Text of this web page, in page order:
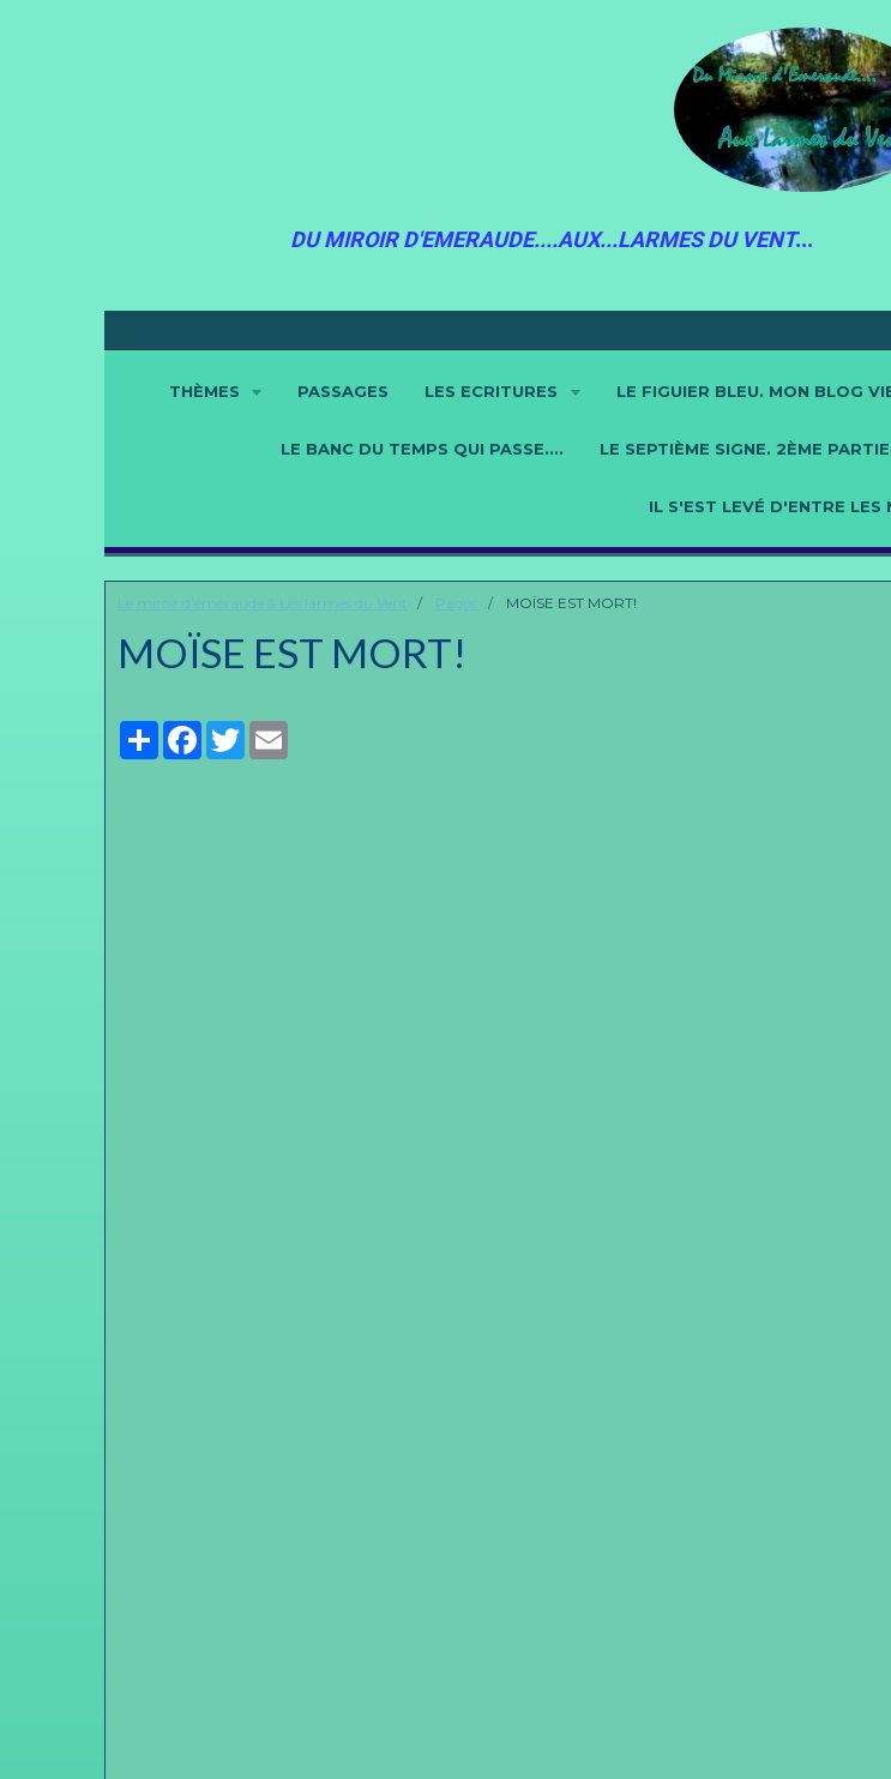
DU MIROIR D'EMERAUDE....AUX...LARMES DU VENT...
THÈMES PASSAGES LES ECRITURES LE FIGUIER BLEU. MON BLOG
LE BANC DU TEMPS QUI PASSE.... LE SEPTIÈME SIGNE. 2ÈME PARTIE
IL S'EST LEVÉ D'ENTRE LES
Le miroir d'émeraude & Les larmes du Vent Pages. MOÏSE EST MORT!
MOÏSE EST MORT!
PartagerFacebook
Twitter